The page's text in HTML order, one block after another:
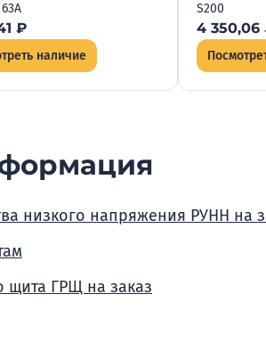
₽
наличие
S200
4 350,06
низкого напряжения РУНН на
щита ГРЩ на заказ